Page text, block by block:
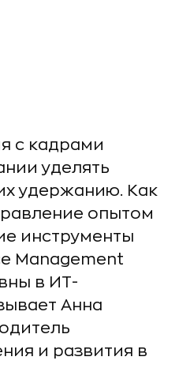
с кадрами
уделять
удержанию. Как
опытом
инструменты
Management
в ИТ-
Анна
и развития в